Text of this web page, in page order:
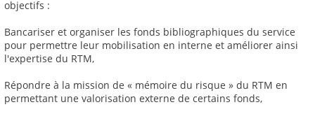
objectifs :
Bancariser et organiser les fonds bibliographiques du service
pour permettre leur mobilisation en interne et améliorer ainsi
l'expertise du RTM,
Répondre à la mission de « mémoire du risque » du RTM en
permettant une valorisation externe de certains fonds,